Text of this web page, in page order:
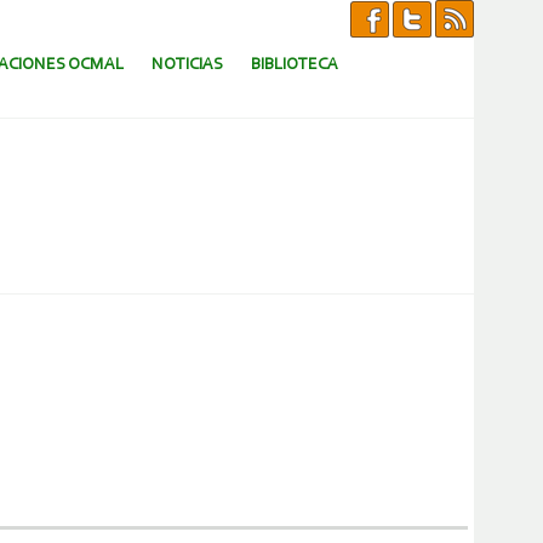
OCMAL NOTICIAS BIBLIOTECA